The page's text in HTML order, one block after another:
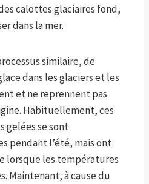
calottes glaciaires fond,
dans la mer.
similaire, de
dans les glaciers et les
et ne reprennent pas
Habituellement, ces
gelées se sont
pendant l’été, mais ont
lorsque les températures
Maintenant, à cause du